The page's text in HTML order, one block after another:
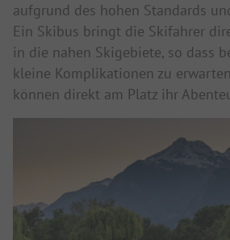
aufgrund des hohen Standards
Ein Skibus bringt die Skifahrer
in die nahen Skigebiete, so dass
kleine Komplikationen zu
können direkt am Platz ihr